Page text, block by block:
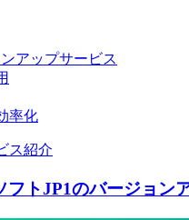
アップサービス
率化
ス紹介
フトJP1のバージョン